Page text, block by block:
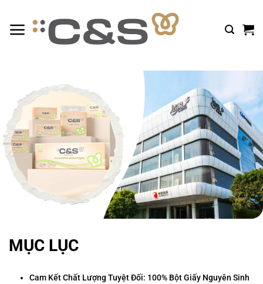
nội
dung
MỤC LỤC
Cam Kết Chất Lượng Tuyệt Đối: 100% Bột Giấy Nguyên Sinh